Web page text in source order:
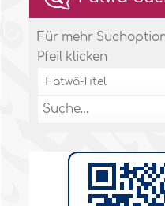
Für mehr
Pfeil klicken